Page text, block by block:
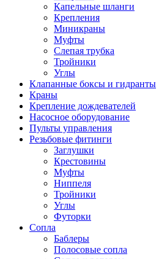
Капельные шланги
Крепления
Миникраны
Муфты
Слепая трубка
Тройники
Углы
Клапанные боксы и гидранты
Краны
Крепление дождевателей
Насосное оборудование
Пульты управления
Резьбовые фитинги
Заглушки
Крестовины
Муфты
Ниппеля
Тройники
Углы
Футорки
Сопла
Баблеры
Полосовые сопла